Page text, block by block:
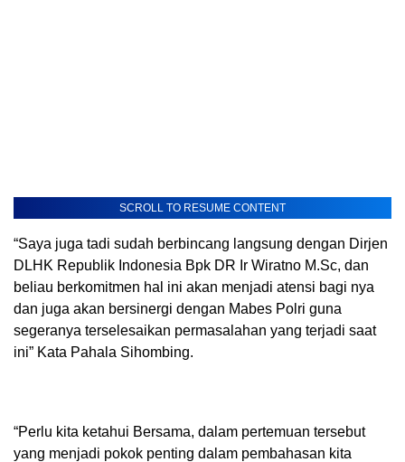
SCROLL TO RESUME CONTENT
“Saya juga tadi sudah berbincang langsung dengan Dirjen
DLHK Republik Indonesia Bpk DR Ir Wiratno M.Sc, dan
beliau berkomitmen hal ini akan menjadi atensi bagi nya
dan juga akan bersinergi dengan Mabes Polri guna
segeranya terselesaikan permasalahan yang terjadi saat
ini” Kata Pahala Sihombing.
“Perlu kita ketahui Bersama, dalam pertemuan tersebut
yang menjadi pokok penting dalam pembahasan kita